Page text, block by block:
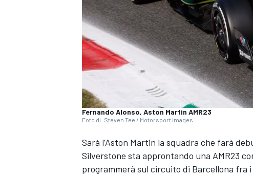
MONOPOSTO
Fernando Alonso, Aston Martin AMR23
Foto di: Steven Tee / Motorsport Images
Sarà l’Aston Martin la squadra che farà
Silverstone sta approntando una AMR23
programmerà sul circuito di Barcellona fra